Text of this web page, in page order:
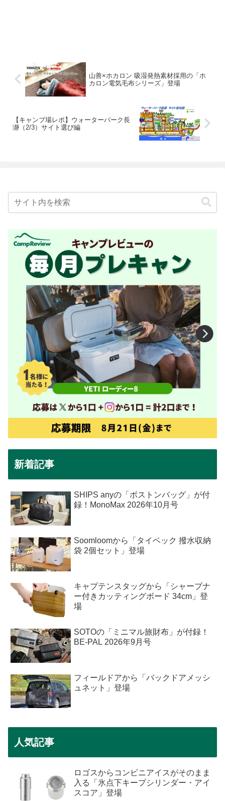
山善×ホカロン 吸湿発熱素材採用の「ホ
カロン電気毛布シリーズ」登場
【キャンプ場レポ】ウォーターパーク長
瀞（2/3）サイト選び編
新着記事
SHIPS anyの「ボストンバッグ」が付
録！MonoMax 2026年10月号
Soomloomから「タイベック 撥水収納
袋 2個セット」登場
キャプテンスタッグから「シャープナ
ー付きカッティングボード 34cm」登
場
SOTOの「ミニマル旅財布」が付録！
BE-PAL 2026年9月号
フィールドアから「バックドアメッシ
ュネット」登場
人気記事
ロゴスからコンビニアイスがそのまま
入る「氷点下キープシリンダー・アイ
スコア」登場